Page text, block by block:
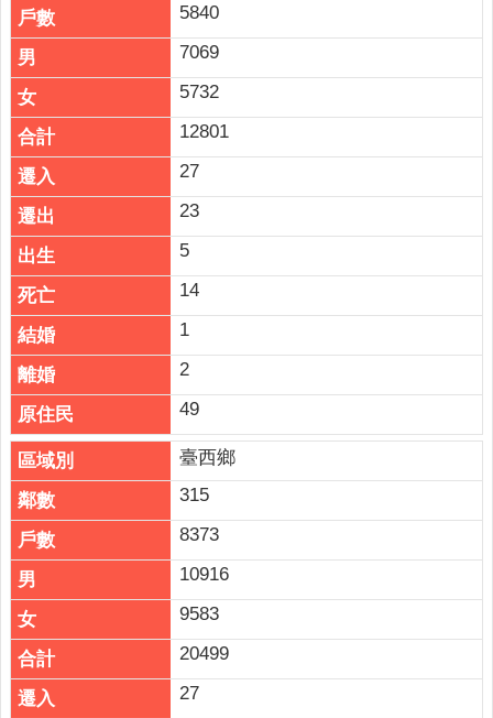
5840
7069
5732
12801
27
23
5
14
1
2
49
臺西鄉
315
8373
10916
9583
20499
27